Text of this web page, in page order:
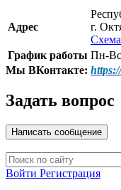
Адрес
г.
Схема
График работы Пн-Вс
Мы ВКонтакте:
Задать вопрос
Написать сообщение
Войти Регистрация